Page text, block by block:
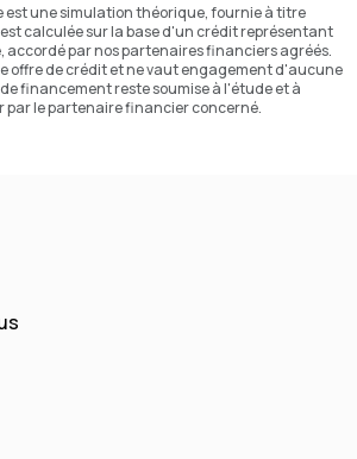
est une simulation théorique, fournie à titre
calculée sur la base d'un crédit représentant
accordé par nos partenaires financiers agréés.
offre de crédit et ne vaut engagement d'aucune
financement reste soumise à l'étude et à
par le partenaire financier concerné.